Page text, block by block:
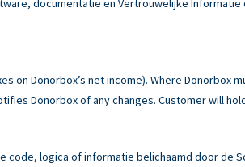
documentatie en Vertrouwelijke Informatie
on Donorbox’s net income). Where Donorbox
Donorbox of any changes. Customer will
logica of informatie belichaamd door de